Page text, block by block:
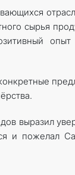
сырья
опыт
выразил
и пожелал